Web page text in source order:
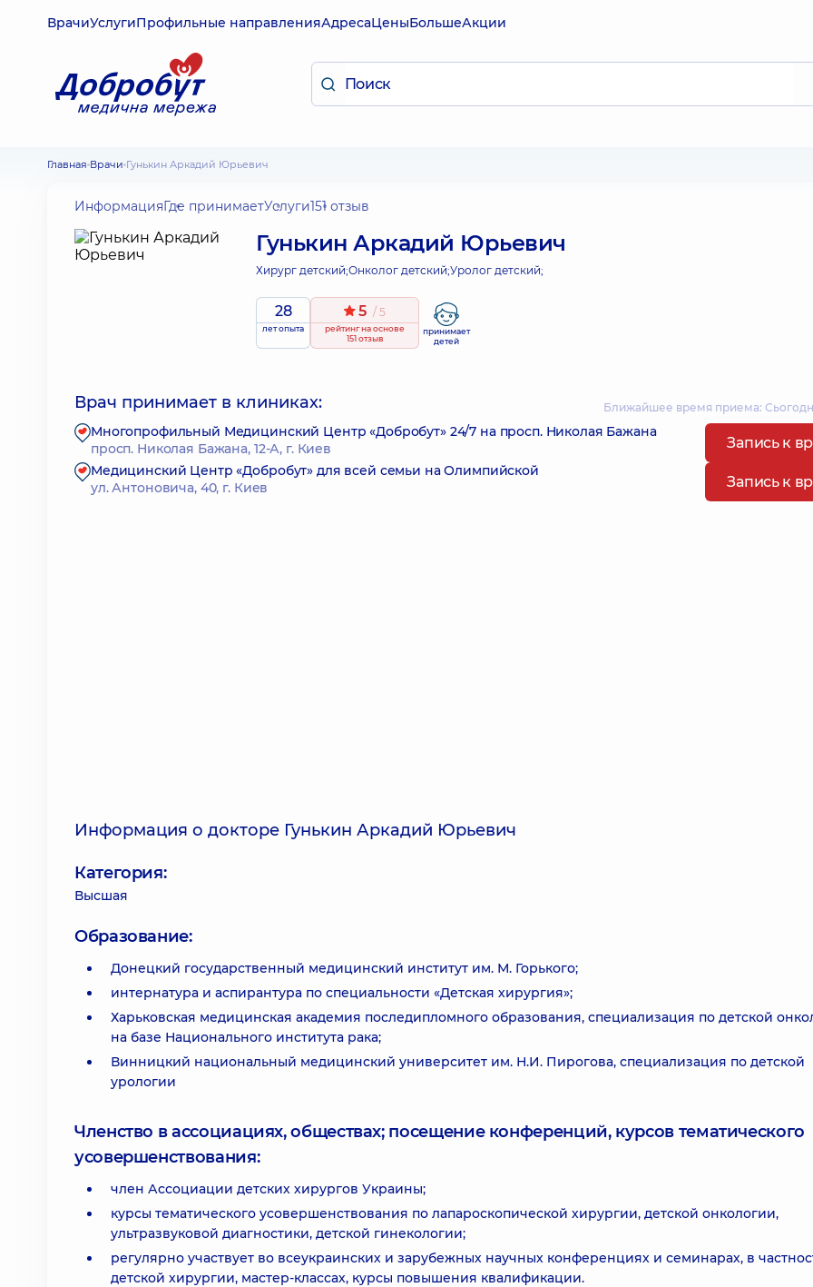
ВрачиУслугиПрофильные направленияАдресаЦеныБольшеАкции
Главная Врачи Гунькин Аркадий Юрьевич
ИнформацияГде принимаетУслуги151 отзыв
Гунькин Аркадий Юрьевич
Хирург детский;Онколог детский;Уролог детский;
28
лет опыта
5 / 5
рейтингна основе
151 отзыв
принимает
детей
Врач принимает в клиниках: Ближайшее время приема:
Многопрофильный Медицинский Центр «Добробут» 24/7 на просп. Николая Бажана
просп. Николая Бажана, 12-А, г. Киев
Запись к
Медицинский Центр «Добробут» для всей семьи на Олимпийской
ул. Антоновича, 40, г. Киев
Запись к
Информация о докторе Гунькин Аркадий Юрьевич
Категория:
Высшая
Образование:
Донецкий государственный медицинский институт им. М. Горького;
интернатура и аспирантура по специальности «Детская хирургия»;
Харьковская медицинская академия последипломного образования, специализация по детской
на базе Национального института рака;
Винницкий национальный медицинский университет им. Н.И. Пирогова, специализация по детской
урологии
Членство в ассоциациях, обществах; посещение конференций, курсов тематического
усовершенствования:
член Ассоциации детских хирургов Украины;
курсы тематического усовершенствования по лапароскопической хирургии, детской онкологии,
ультразвуковой диагностики, детской гинекологии;
регулярно участвует во всеукраинских и зарубежных научных конференциях и семинарах, в
детской хирургии, мастер-классах, курсы повышения квалификации.